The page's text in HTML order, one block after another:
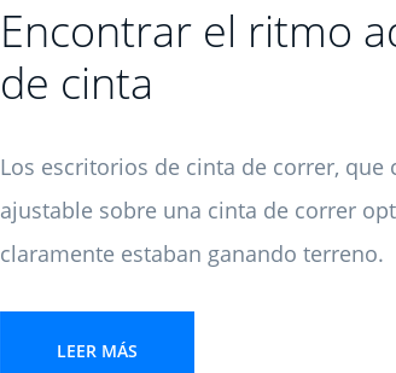
Encontrar el ritmo
de cinta
Los escritorios de cinta de correr,
ajustable sobre una cinta de correr
claramente estaban ganando terreno.
LEER MÁS